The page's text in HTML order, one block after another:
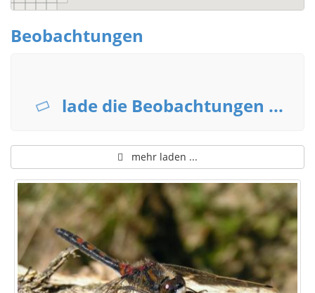
Beobachtungen
lade die Beobachtungen ...
mehr laden ...